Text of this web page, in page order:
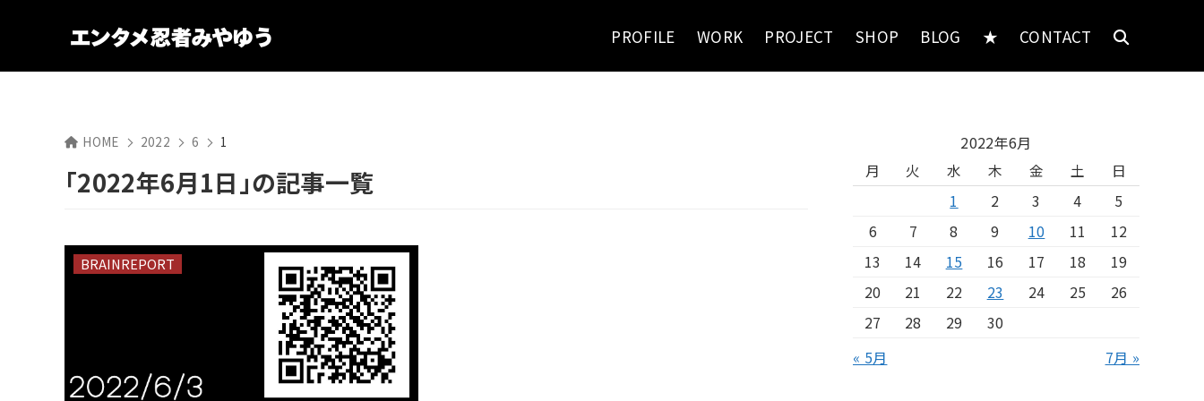
PROFILE WORK PROJECT SHOP BLOG ★ CONTACT
HOME 2022 6 1
「2022年6月1日」の記事一覧
BRAINREPORT
2022年6月
月
火 水 木 金 土
日
1
2 3 4
5
6
7 8 9 10 11
12
13
14 15 16 17 18
19
20
21 22 23 24 25
26
27
28 29
30
« 5月
7月 »